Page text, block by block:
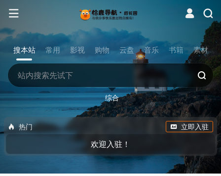
搜本站 常用 影视 购物 云盘 音乐 书籍 素材
综合
热门 立即入驻
欢迎入驻！